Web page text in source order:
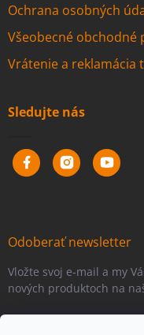
Ochrana osobných
Všeobecné obchodné
Vrátenie a reklamácia
Sledujte nás
Odoberať newsletter
Vložte svoj e-mail a my
nových produktoch na